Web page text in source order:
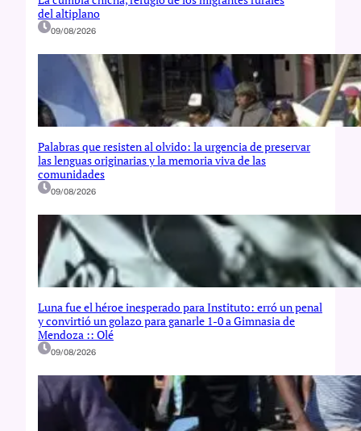
del altiplano
09/08/2026
Palabras que resisten al olvido: la urgencia de preservar
las lenguas originarias y la memoria viva de las
comunidades
09/08/2026
Luna fue el héroe inesperado para Instituto: erró un penal
y convirtió un golazo para ganarle 1-0 a Gimnasia de
Mendoza :: Olé
09/08/2026